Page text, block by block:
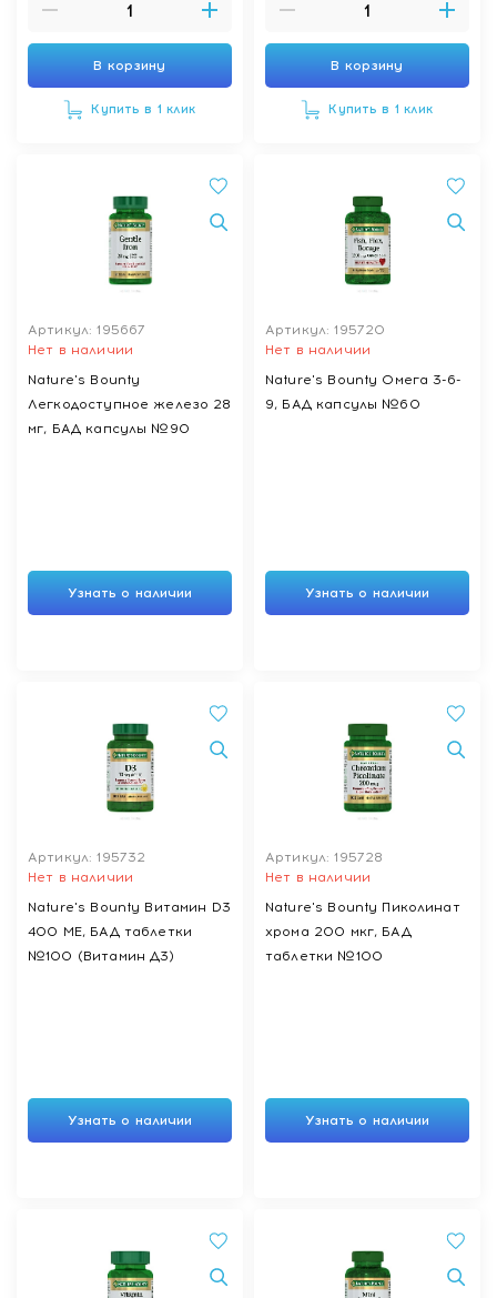
В корзину
Купить в 1 клик
В корзину
Купить в 1 клик
Артикул: 195667
Нет в наличии
Nature's Bounty
Легкодоступное железо 28
мг, БАД капсулы №90
Узнать о наличии
Артикул: 195720
Нет в наличии
Nature's Bounty Омега 3-6-
9, БАД капсулы №60
Узнать о наличии
Артикул: 195732
Нет в наличии
Nature's Bounty Витамин D3
400 МЕ, БАД таблетки
№100 (Витамин Д3)
Узнать о наличии
Артикул: 195728
Нет в наличии
Nature's Bounty Пиколинат
хрома 200 мкг, БАД
таблетки №100
Узнать о наличии